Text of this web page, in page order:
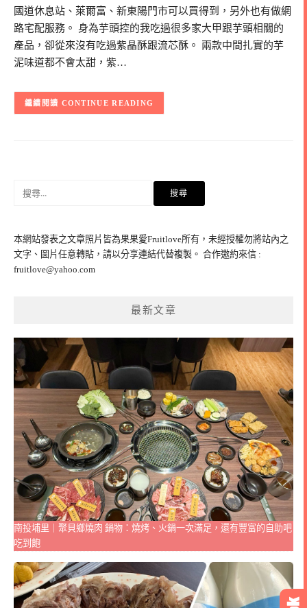
國道休息站、萊爾富、新東陽門市可以買得到，另外也有做網
路宅配服務。 身為芋頭控的我吃過很多家大甲跟芋頭相關的
產品，卻從來沒有吃過紫晶酥跟流芯酥。 兩款中間扎實的芋
泥味道都不會太甜，紫…
CONTINUE READING
字:
本網站發表之文章照片皆為果果愛Fruitlove所有，未經授權勿將站內之
文字、圖片任意轉貼，請以分享連結代替複製。 合作邀約來信 :
fruitlove@yahoo.com
最新文章
南投埔里｜聚貝鄉燒肉 鍋物：燒烤、火鍋一次滿足，還有豐富的自助吧
吃到飽